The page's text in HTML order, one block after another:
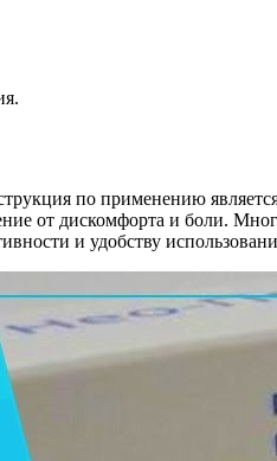
по применению
от дискомфорта и боли.
и удобству